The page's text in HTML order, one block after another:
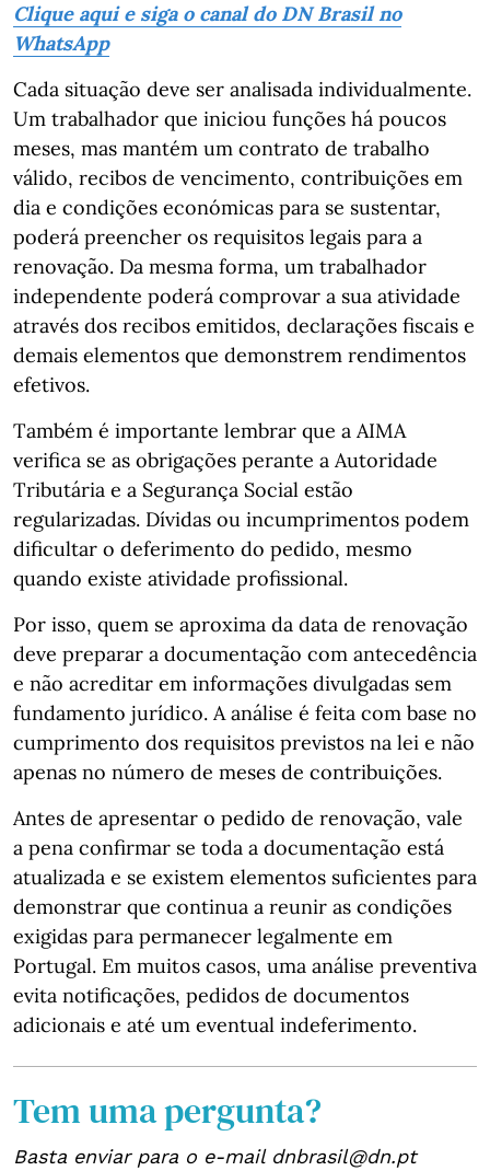
Clique aqui e siga o canal do DN Brasil no
WhatsApp
Cada situação deve ser analisada individualmente.
Um trabalhador que iniciou funções há poucos
meses, mas mantém um contrato de trabalho
válido, recibos de vencimento, contribuições em
dia e condições económicas para se sustentar,
poderá preencher os requisitos legais para a
renovação. Da mesma forma, um trabalhador
independente poderá comprovar a sua atividade
através dos recibos emitidos, declarações fiscais e
demais elementos que demonstrem rendimentos
efetivos.
Também é importante lembrar que a AIMA
verifica se as obrigações perante a Autoridade
Tributária e a Segurança Social estão
regularizadas. Dívidas ou incumprimentos podem
dificultar o deferimento do pedido, mesmo
quando existe atividade profissional.
Por isso, quem se aproxima da data de renovação
deve preparar a documentação com antecedência
e não acreditar em informações divulgadas sem
fundamento jurídico. A análise é feita com base no
cumprimento dos requisitos previstos na lei e não
apenas no número de meses de contribuições.
Antes de apresentar o pedido de renovação, vale
a pena confirmar se toda a documentação está
atualizada e se existem elementos suficientes para
demonstrar que continua a reunir as condições
exigidas para permanecer legalmente em
Portugal. Em muitos casos, uma análise preventiva
evita notificações, pedidos de documentos
adicionais e até um eventual indeferimento.
Tem uma pergunta?
Basta enviar para o e-mail dnbrasil@dn.pt